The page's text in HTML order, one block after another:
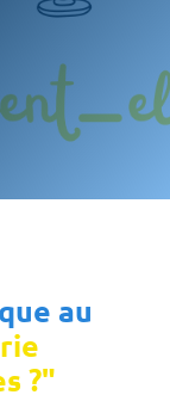
au
?"